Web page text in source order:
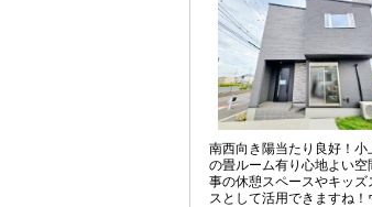
南西向き陽当たり良好！小
の畳ルーム有り心地よい空
事の休憩スペースやキッズ
スとして活用できますね！